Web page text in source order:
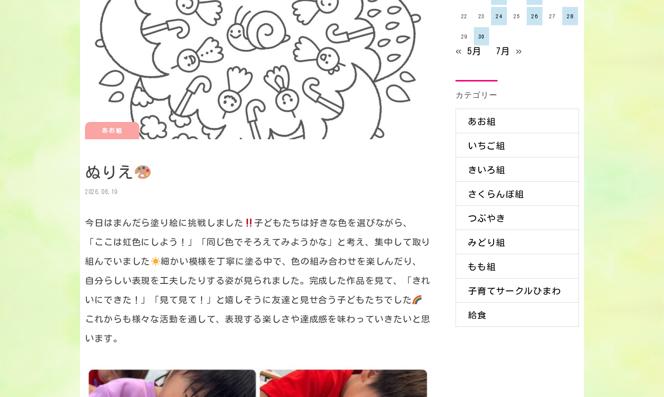
あお組
ぬりえ
2026.06.19
今日はまんだら塗り絵に挑戦しました 子どもたちは好きな色を選びながら、
「ここは虹色にしよう！」「同じ色でそろえてみようかな」と考え、集中して取り
組んでいました 細かい模様を丁寧に塗る中で、色の組み合わせを楽しんだり、
自分らしい表現を工夫したりする姿が見られました。完成した作品を見て、「きれ
いにできた！」「見て見て！」と嬉しそうに友達と見せ合う子どもたちでした
これからも様々な活動を通して、表現する楽しさや達成感を味わっていきたいと思
います。
22 23 24 25 26 27 28
29 30
« 5月 7月 »
カテゴリー
あお組
いちご組
きいろ組
さくらんぼ組
つぶやき
みどり組
もも組
子育てサークルひまわ
り
給食